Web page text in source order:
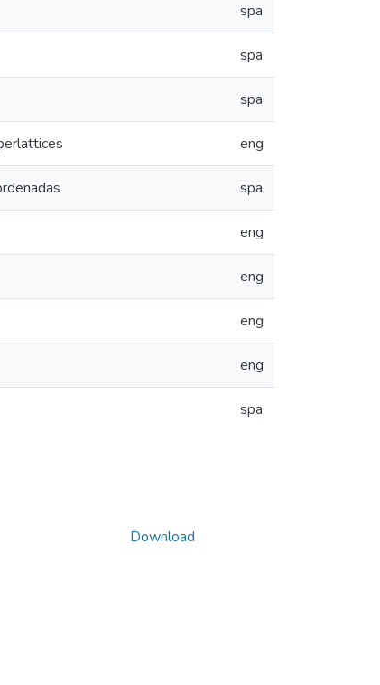
spa
spa
spa
eng
spa
eng
eng
eng
eng
spa
Download